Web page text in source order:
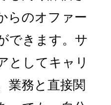
らのオファー
できます。サ
としてキャリ
業務と直接関